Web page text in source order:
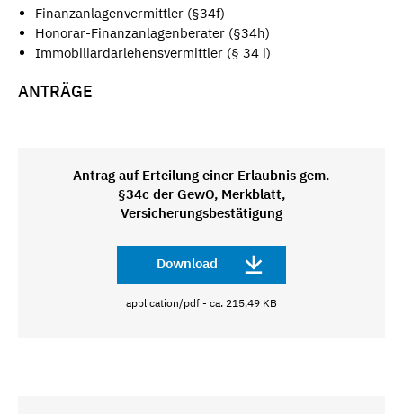
Finanzanlagenvermittler (§34f)
Honorar-Finanzanlagenberater (§34h)
Immobiliardarlehensvermittler (§ 34 i)
ANTRÄGE
Antrag auf Erteilung einer Erlaubnis gem.
§34c der GewO, Merkblatt,
Versicherungsbestätigung
Download
application/pdf - ca. 215,49 KB